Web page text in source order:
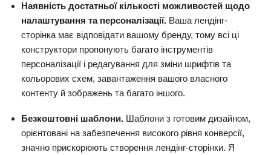
Наявність достатньої кількості можливостей щодо
налаштування та персоналізації. Ваша лендінг-
сторінка має відповідати вашому бренду, тому всі ці
конструктори пропонують багато інструментів
персоналізації і редагування для зміни шрифтів та
кольорових схем, завантаження вашого власного
контенту й зображень та багато іншого.
Безкоштовні шаблони. Шаблони з готовим дизайном,
орієнтовані на забезпечення високого рівня конверсії,
значно прискорюють створення лендінг-сторінки. Я